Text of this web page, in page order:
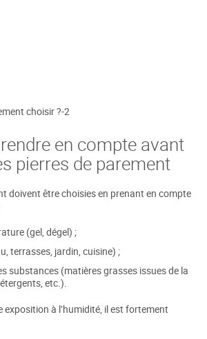
en compte avant
pierres de parement
doivent être choisies en prenant en compte
(gel, dégel) ;
terrasses, jardin, cuisine) ;
substances (matières grasses issues de la
etc.).
exposition à l’humidité, il est fortement